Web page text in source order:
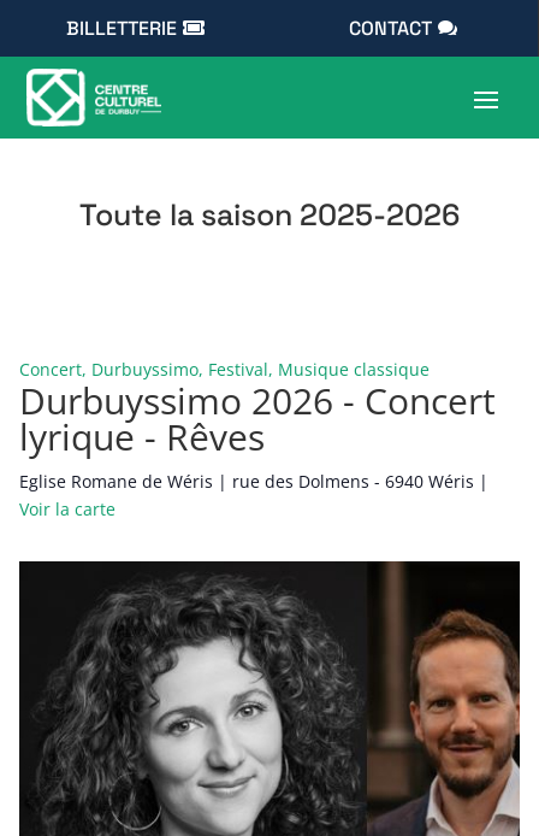
BILLETTERIE CONTACT
Toute la saison 2025-2026
Concert, Durbuyssimo, Festival, Musique classique
Durbuyssimo 2026 - Concert
lyrique - Rêves
Eglise Romane de Wéris | rue des Dolmens - 6940 Wéris |
Voir la carte